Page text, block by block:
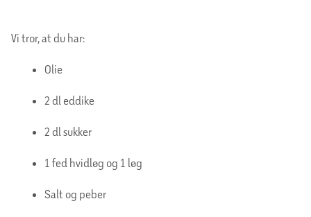
Vi tror, at du har:
Olie
2 dl eddike
2 dl sukker
1 fed hvidløg og 1 løg
Salt og peber